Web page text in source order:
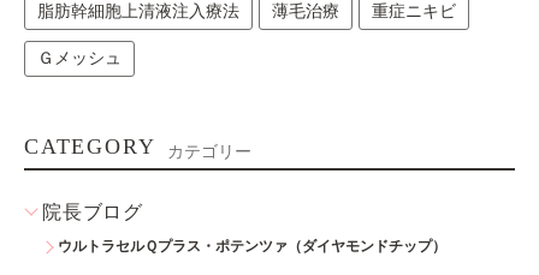
脂肪幹細胞上清液注入療法 薄毛治療 重症ニキビ
Ｇメッシュ
CATEGORY カテゴリー
院長ブログ
ウルトラセルＱプラス・ポテンツァ（ダイヤモンドチップ）